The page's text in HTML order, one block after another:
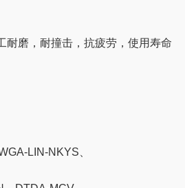
耐磨，耐撞击，抗疲劳，使用寿命
LIN-NKYS、